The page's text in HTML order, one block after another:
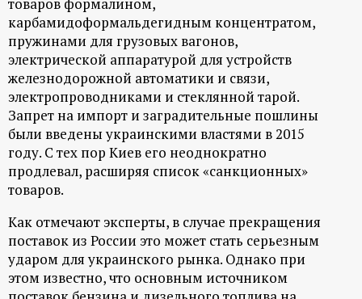
и
о
н
н
ы
й
п
о
товаров формалином,
карбамидоформальдегидным концентратом,
пружинами для грузовых вагонов,
электрической аппаратурой для устройств
железнодорожной автоматики и связи,
электропроводниками и стеклянной тарой.
Запрет на импорт и заградительные пошлины
были введены украинскими властями в 2015
году. С тех пор Киев его неоднократно
продлевал, расширяя список «санкционных»
товаров.
Как отмечают эксперты, в случае прекращения
поставок из России это может стать серьезным
ударом для украинского рынка. Однако при
этом известно, что основным источником